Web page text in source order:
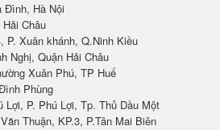
Đình, Hà Nội
Châu
P. Xuân khánh, Q.Ninh Kiều
Nghị, Quận Hải Châu
Xuân Phú, TP Huế
Phùng
Lợi, P. Phú Lợi, Tp. Thủ Dầu Một
Thuận, KP.3, P.Tân Mai Biên